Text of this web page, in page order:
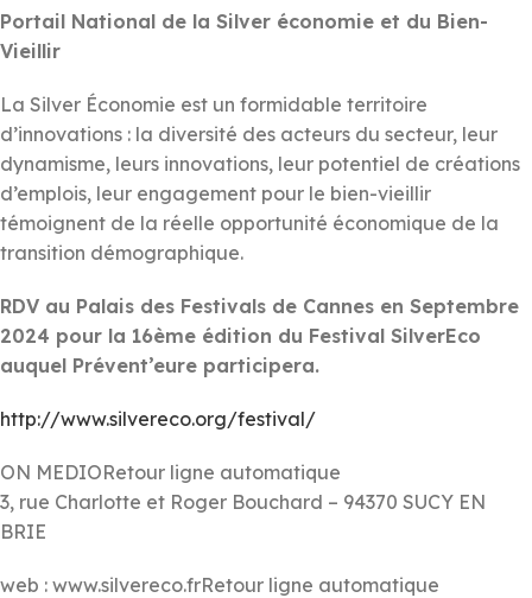
Portail National de la Silver économie et du Bien-
Vieillir
La Silver Économie est un formidable territoire
d’innovations : la diversité des acteurs du secteur, leur
dynamisme, leurs innovations, leur potentiel de créations
d’emplois, leur engagement pour le bien-vieillir
témoignent de la réelle opportunité économique de la
transition démographique.
RDV au Palais des Festivals de Cannes en Septembre
2024 pour la 16ème édition du Festival SilverEco
auquel Prévent’eure participera.
http://www.silvereco.org/festival/
ON MEDIORetour ligne automatique
3, rue Charlotte et Roger Bouchard – 94370 SUCY EN
BRIE
web : www.silvereco.frRetour ligne automatique